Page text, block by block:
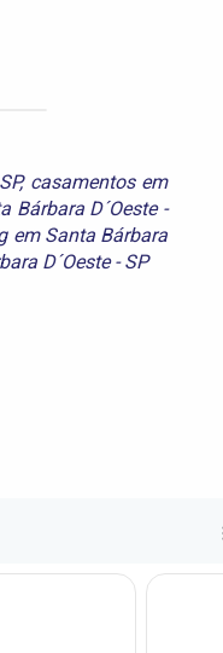
, casamentos em
Bárbara D´Oeste -
em Santa Bárbara
D´Oeste - SP